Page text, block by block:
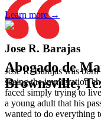
Abogado de
Brownsville,
Learn more →
Jose R. Barajas
Jose R. Barajas was
seeing the immigration
faced simply trying to
a young adult that his
wanted to do everything